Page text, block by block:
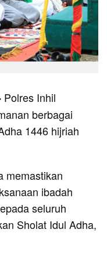
Polres Inhil
berbagai
1446 hijriah
memastikan
ibadah
seluruh
Sholat Idul Adha,